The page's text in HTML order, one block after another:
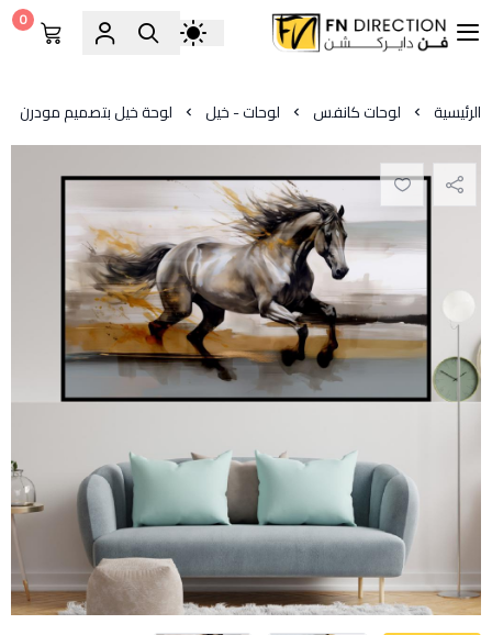
فن دايركشن
0
الرئيسية لوحات كانفس لوحات - خيل لوحة خيل بتصميم مودرن